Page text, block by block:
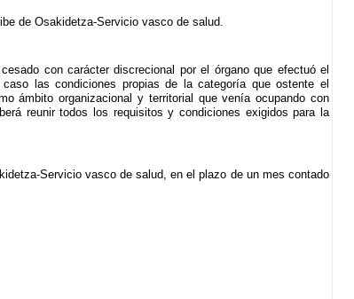
de Osakidetza-Servicio vasco de salud.
con carácter discrecional por el órgano que efectuó el
las condiciones propias de la categoría que ostente el
ámbito organizacional y territorial que venía ocupando con
reunir todos los requisitos y condiciones exigidos para la
Servicio vasco de salud, en el plazo de un mes contado